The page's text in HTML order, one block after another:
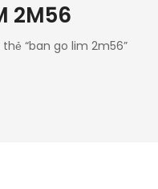
2M56
“ban go lim 2m56”